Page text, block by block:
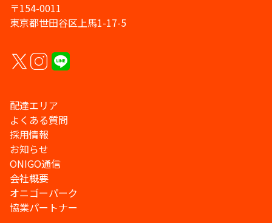
〒154-0011
東京都世田谷区上馬1-17-5
配達エリア
よくある質問
採用情報
お知らせ
ONIGO通信
会社概要
オニゴーパーク
協業パートナー